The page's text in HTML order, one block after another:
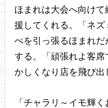
ほまれは大会へ向け
援してくれる。「ネ
ぺを引っ張るほまれ
する。「頑張れよ客
かしくなり店を飛び出
「チャラリ～イモ輝